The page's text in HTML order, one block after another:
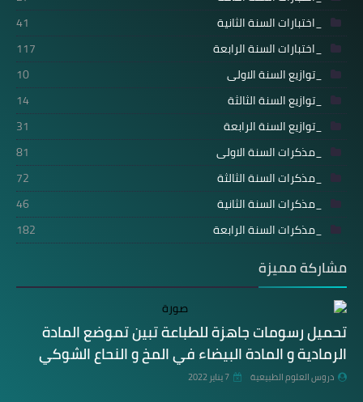
_اختبارات السنة الثانية
41
_اختبارات السنة الرابعة
117
_توازيع السنة الاولى
10
_توازيع السنة الثالثة
14
_توازيع السنة الرابعة
31
_مذكرات السنة الاولى
81
_مذكرات السنة الثالثة
72
_مذكرات السنة الثانية
46
_مذكرات السنة الرابعة
182
مشاركة مميزة
تحميل رسومات جاهزة للطباعة تبين تموضع المادة
الرمادية و المادة البيضاء في المخ و النحاع الشوكي
دروس العلوم الطبيعية 7 يناير 2022